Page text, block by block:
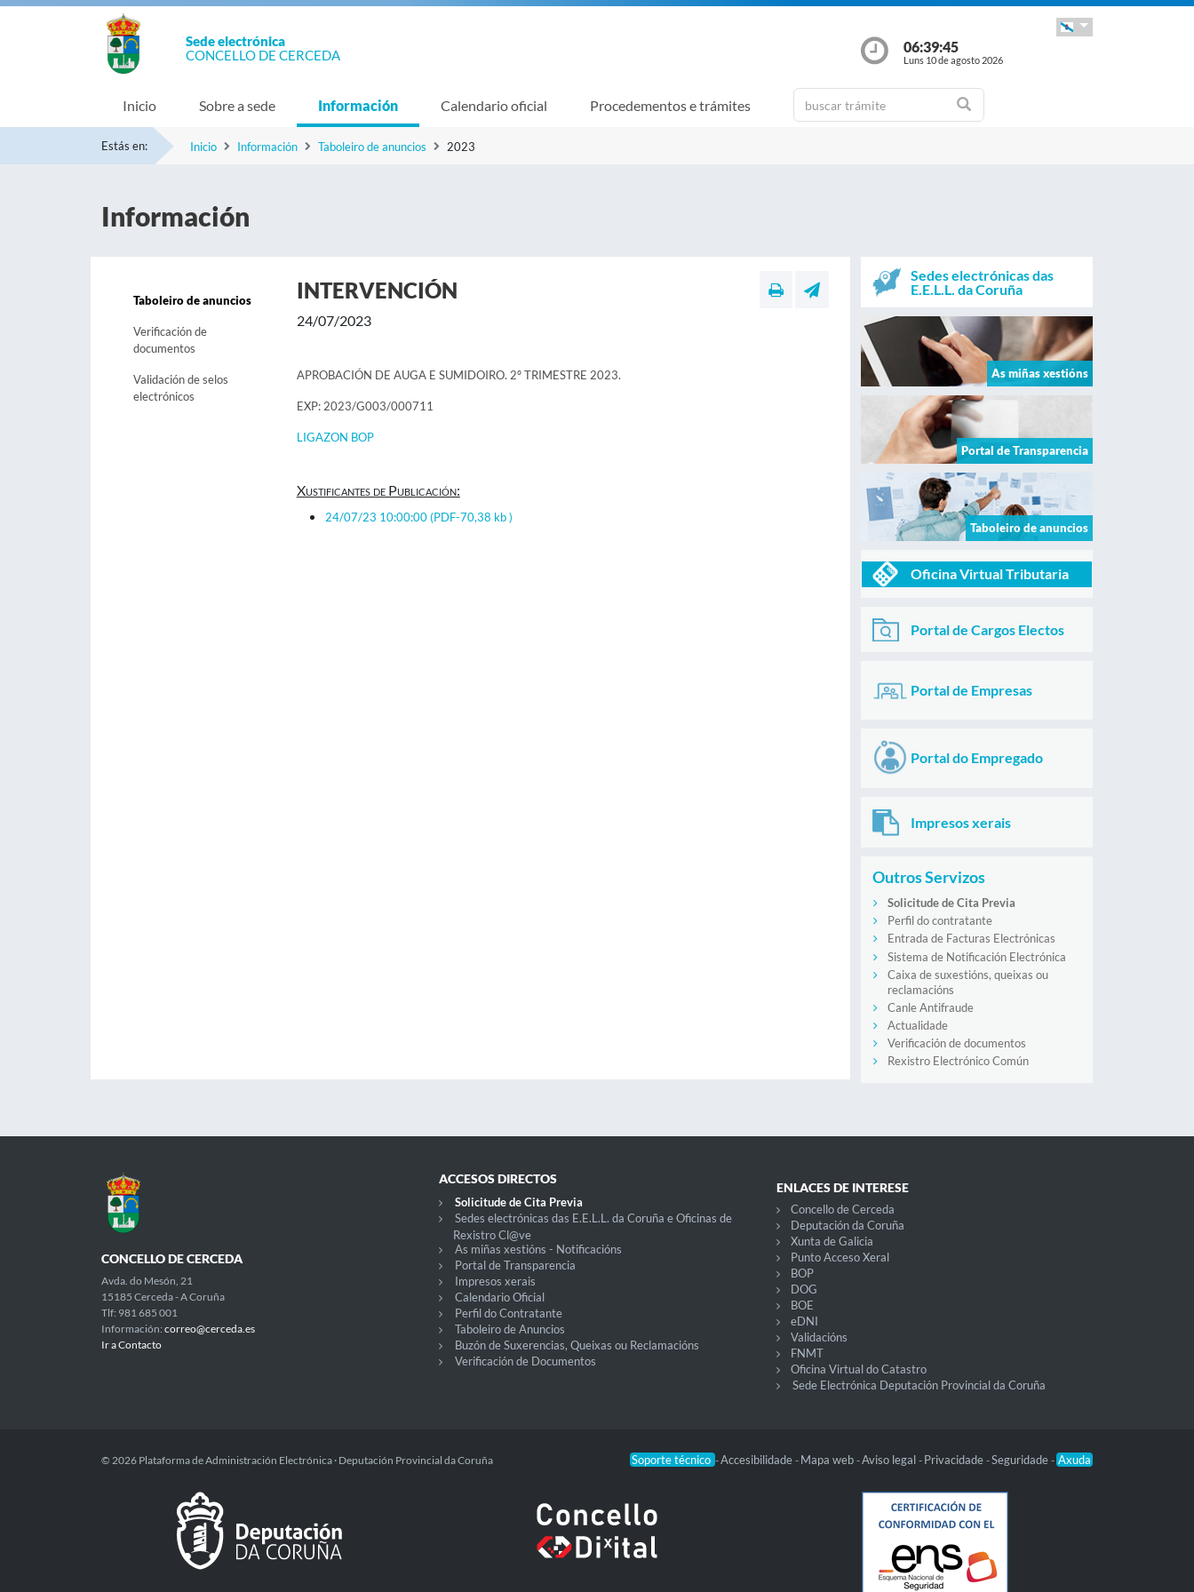
Sede electrónica
CONCELLO DE CERCEDA
06:39:45
Luns 10 de agosto 2026
Inicio Sobre a sede Información Calendario oficial Procedementos e trámites
Estás en: Inicio Información Taboleiro de anuncios 2023
Información
Taboleiro de anuncios
Verificación de
documentos
Validación de selos
electrónicos
INTERVENCIÓN
24/07/2023
APROBACIÓN DE AUGA E SUMIDOIRO. 2º TRIMESTRE 2023.
EXP: 2023/G003/000711
LIGAZON BOP
Xustificantes de Publicación:
24/07/23 10:00:00(PDF-70,38 kb )
Sedes electrónicas das
E.E.L.L. da Coruña
As miñas xestións
Portal de Transparencia
Taboleiro de anuncios
Oficina Virtual Tributaria
Portal de Cargos Electos
Portal de Empresas
Portal do Empregado
Impresos xerais
Outros Servizos
Solicitude de Cita Previa
Perfil do contratante
Entrada de Facturas Electrónicas
Sistema de Notificación Electrónica
Caixa de suxestións, queixas ou
reclamacións
Canle Antifraude
Actualidade
Verificación de documentos
Rexistro Electrónico Común
CONCELLO DE CERCEDA
Avda. do Mesón, 21
15185 Cerceda - A Coruña
Tlf: 981 685 001
Información: correo@cerceda.es
Ir a Contacto
ACCESOS DIRECTOS
Solicitude de Cita Previa
Sedes electrónicas das E.E.L.L. da Coruña e Oficinas de
Rexistro Cl@ve
As miñas xestións - Notificacións
Portal de Transparencia
Impresos xerais
Calendario Oficial
Perfil do Contratante
Taboleiro de Anuncios
Buzón de Suxerencias, Queixas ou Reclamacións
Verificación de Documentos
ENLACES DE INTERESE
Concello de Cerceda
Deputación da Coruña
Xunta de Galicia
Punto Acceso Xeral
BOP
DOG
BOE
eDNI
Validacións
FNMT
Oficina Virtual do Catastro
Sede Electrónica Deputación Provincial da Coruña
Soporte técnico -Accesibilidade - Mapa web -Aviso legal - Privacidade -Seguridade - Axuda
© 2026 Plataforma de Administración Electrónica · Deputación Provincial da Coruña